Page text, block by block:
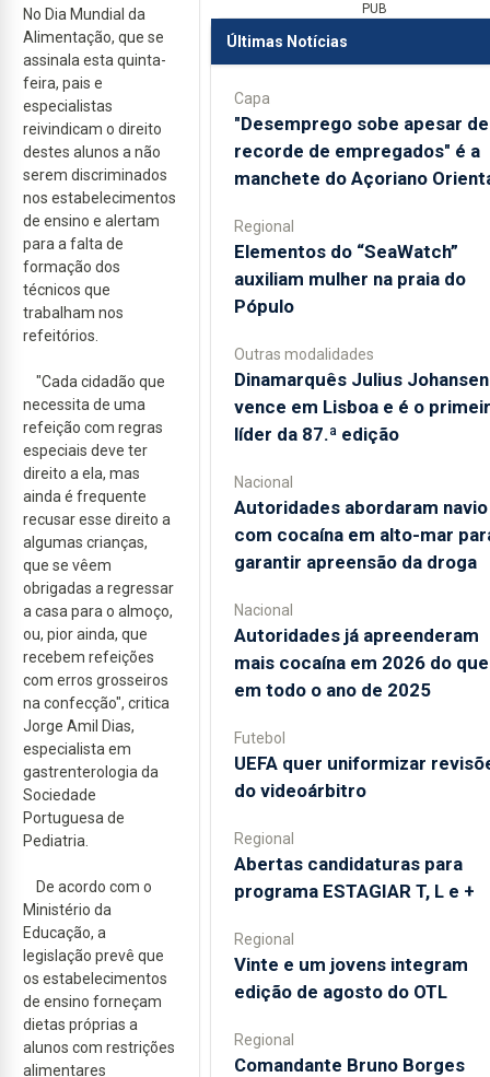
No Dia Mundial da
Alimentação, que se
assinala esta quinta-
feira, pais e
especialistas
reivindicam o direito
destes alunos a não
serem discriminados
nos estabelecimentos
de ensino e alertam
para a falta de
formação dos
técnicos que
trabalham nos
refeitórios.
"Cada cidadão que
necessita de uma
refeição com regras
especiais deve ter
direito a ela, mas
ainda é frequente
recusar esse direito a
algumas crianças,
que se vêem
obrigadas a regressar
a casa para o almoço,
ou, pior ainda, que
recebem refeições
com erros grosseiros
na confecção", critica
Jorge Amil Dias,
especialista em
gastrenterologia da
Sociedade
Portuguesa de
Pediatria.
De acordo com o
Ministério da
Educação, a
legislação prevê que
os estabelecimentos
de ensino forneçam
dietas próprias a
alunos com restrições
alimentares
PUB
Últimas Notícias
Capa
"Desemprego sobe apesar de
recorde de empregados" é a
manchete do Açoriano
Regional
​Elementos do “SeaWatch”
auxiliam mulher na praia do
Pópulo
Outras modalidades
Dinamarquês Julius Johansen
vence em Lisboa e é o
líder da 87.ª edição
Nacional
Autoridades abordaram navio
com cocaína em alto-mar
garantir apreensão da droga
Nacional
Autoridades já apreenderam
mais cocaína em 2026 do que
em todo o ano de 2025
Futebol
UEFA quer uniformizar
do videoárbitro
Regional
Abertas candidaturas para
programa ESTAGIAR T, L e +
Regional
Vinte e um jovens integram
edição de agosto do OTL
Regional
Comandante Bruno Borges